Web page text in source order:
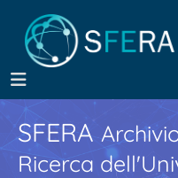
SFERA
Ricerca